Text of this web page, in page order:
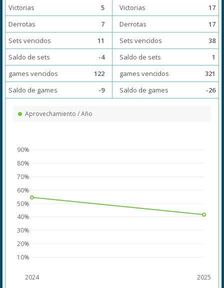
Victorias
5
Derrotas
7
Sets vencidos
11
Saldo de sets
-4
games vencidos
122
Saldo de games
-9
Victorias
17
Derrotas
17
Sets vencidos
38
Saldo de sets
1
games vencidos
321
Saldo de games
-26
Aprovechamiento / Año
2024 2025
10%
20%
30%
40%
50%
60%
70%
80%
90%